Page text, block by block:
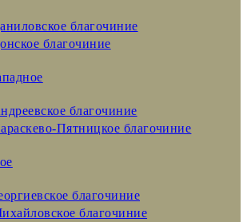
благочиние
благочиние
благочиние
Пятницкое благочиние
благочиние
благочиние